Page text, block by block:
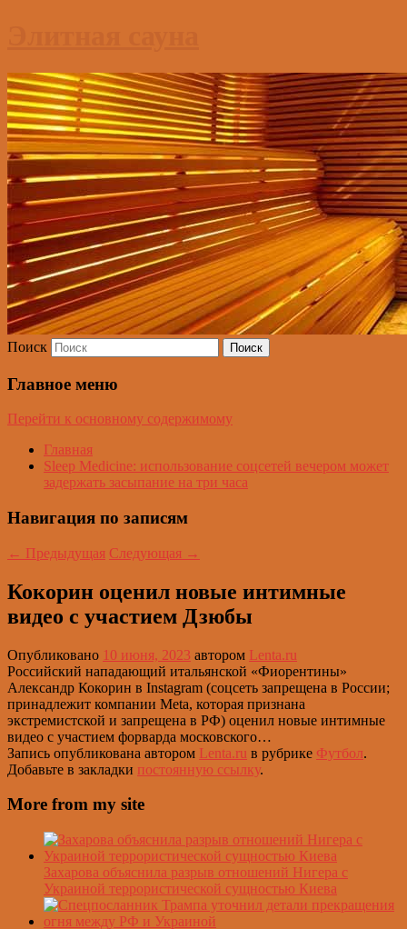
Поиск
Главное меню
Перейти к основному содержимому
Главная
Sleep Medicine: использование соцсетей вечером может
задержать засыпание на три часа
Навигация по записям
← Предыдущая Следующая →
Кокорин оценил новые интимные
видео с участием Дзюбы
Опубликовано 10 июня, 2023 автором Lenta.ru
Российский нападающий итальянской «Фиорентины»
Александр Кокорин в Instagram (соцсеть запрещена в России;
принадлежит компании Meta, которая признана
экстремистской и запрещена в РФ) оценил новые интимные
видео с участием форварда московского…
Запись опубликована автором Lenta.ru в рубрике Футбол.
Добавьте в закладки постоянную ссылку.
More from my site
Захарова объяснила разрыв отношений Нигера с
Украиной террористической сущностью Киева